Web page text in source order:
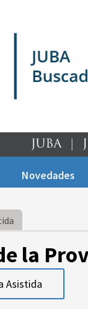
Novedades
la
Asistida